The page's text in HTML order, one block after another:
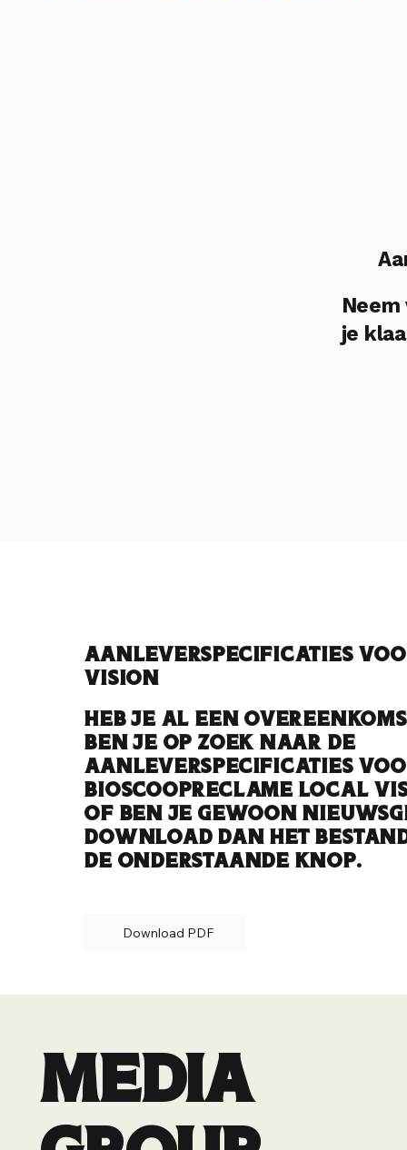
je
Aanleverspecificaties
Vision
Heb je al een
ben je op zoek naar de
aanleverspecificaties
bioscoopreclame Local
Of ben je gewoon
Download dan het
de onderstaande knop.
Download PDF
MEDIA